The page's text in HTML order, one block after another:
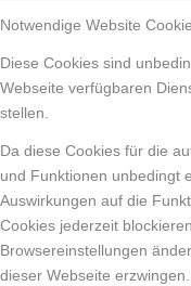
Notwendige Website
Diese Cookies sind
Webseite verfügbaren
stellen.
Da diese Cookies für die
und Funktionen unbedingt
Auswirkungen auf die
Cookies jederzeit
Browsereinstellungen
dieser Webseite